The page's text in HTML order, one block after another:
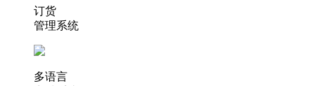
订货
管理系统
多语言